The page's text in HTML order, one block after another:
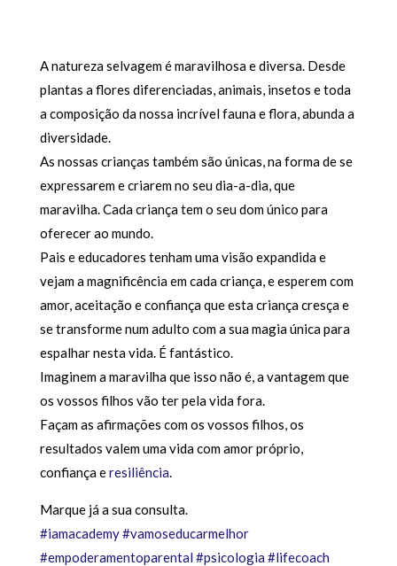
A natureza selvagem é maravilhosa e diversa. Desde
plantas a flores diferenciadas, animais, insetos e toda
a composição da nossa incrível fauna e flora, abunda a
diversidade.
As nossas crianças também são únicas, na forma de se
expressarem e criarem no seu dia-a-dia, que
maravilha. Cada criança tem o seu dom único para
oferecer ao mundo.
Pais e educadores tenham uma visão expandida e
vejam a magnificência em cada criança, e esperem com
amor, aceitação e confiança que esta criança cresça e
se transforme num adulto com a sua magia única para
espalhar nesta vida. É fantástico.
Imaginem a maravilha que isso não é, a vantagem que
os vossos filhos vão ter pela vida fora.
Façam as afirmações com os vossos filhos, os
resultados valem uma vida com amor próprio,
confiança eresiliência.
Marque já a sua consulta.
#iamacademy#vamoseducarmelhor
#empoderamentoparental #psicologia #lifecoach